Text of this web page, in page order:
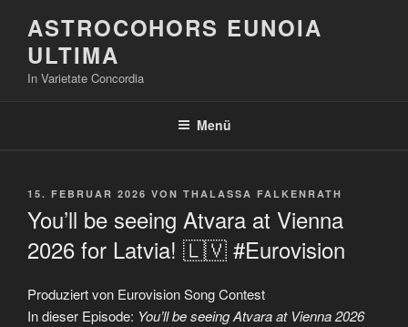
Inhalt
springen
ASTROCOHORS EUNOIA
ULTIMA
In Varietate Concordia
Menü
VERÖFFENTLICHT
15. FEBRUAR 2026 VON THALASSA FALKENRATH
You’ll be seeing Atvara at Vienna
2026 for Latvia! 🇱🇻 #Eurovision
Produziert von Eurovision Song Contest
In dieser Episode: You’ll be seeing Atvara at Vienna 2026